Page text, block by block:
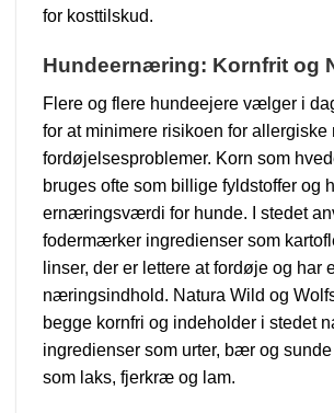
for kosttilskud.
Hundeernæring: Kornfrit og
Flere og flere hundeejere vælger i
for at minimere risikoen for allergiske
fordøjelsesproblemer. Korn som
bruges ofte som billige fyldstoffer og
ernæringsværdi for hunde. I stedet
fodermærker ingredienser som
linser, der er lettere at fordøje og har
næringsindhold. Natura Wild og
begge kornfri og indeholder i stedet
ingredienser som urter, bær og
som laks, fjerkræ og lam.